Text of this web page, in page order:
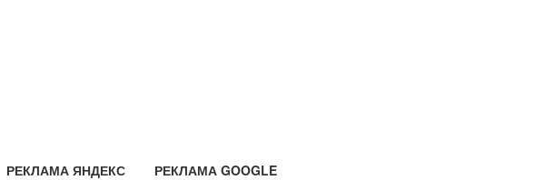
РЕКЛАМА ЯНДЕКС РЕКЛАМА GOOGLE